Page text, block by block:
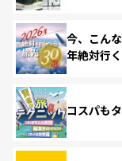
今、こん
年絶対行
コスパも